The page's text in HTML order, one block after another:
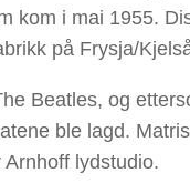
kom i mai 1955.
på Frysja/
Beatles, og
ble lagd.
Arnhoff lydstudio.